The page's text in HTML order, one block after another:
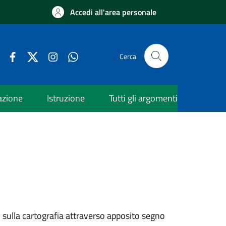
Accedi all'area personale
Cerca
Istruzione Tutti gli argomenti
cartografia attraverso apposito segno